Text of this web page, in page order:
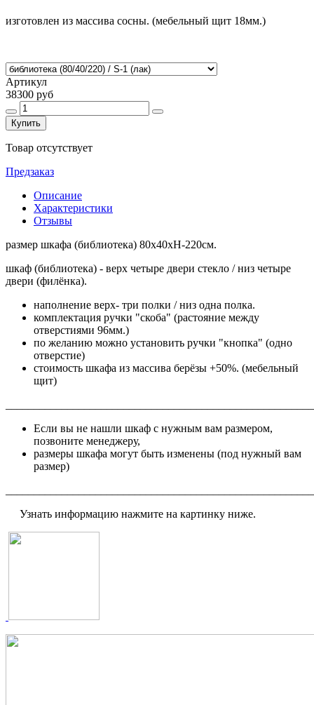
изготовлен из массива сосны. (мебельный щит 18мм.)
Артикул
38300 руб
Купить
Товар отсутствует
Предзаказ
Описание
Характеристики
Отзывы
размер шкафа (библиотека) 80х40хН-220см.
шкаф (библиотека) - верх четыре двери стекло / низ четыре
двери (филёнка).
наполнение верх- три полки / низ одна полка.
комплектация ручки "скоба" (растояние между
отверстиями 96мм.)
по желанию можно установить ручки "кнопка" (одно
отверстие)
стоимость шкафа из массива берёзы +50%. (мебельный
щит)
Если вы не нашли шкаф с нужным вам размером,
позвоните менеджеру,
размеры шкафа могут быть изменены (под нужный вам
размер)
Узнать информацию нажмите на картинку ниже.